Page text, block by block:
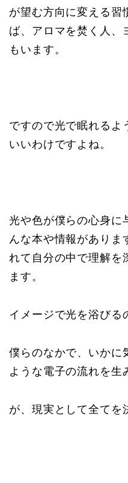
が望む方向に変える習
ば、アロマを焚く人、
もいます。
ですので光で眠れるよ
いいわけですよね。
光や色が僕らの心身に
んな本や情報がありま
れて自分の中で理解を
ます。
イメージで光を浴びる
僕らのなかで、いかに
ような電子の流れを生
が、現実として全てを